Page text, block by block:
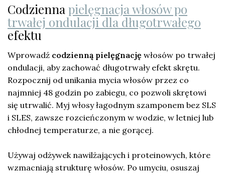
Codziennapielęgnacja włosów po
trwałej ondulacji dla długotrwałego
efektu
Wprowadź codzienną pielęgnację włosów po trwałej
ondulacji, aby zachować długotrwały efekt skrętu.
Rozpocznij od unikania mycia włosów przez co
najmniej 48 godzin po zabiegu, co pozwoli skrętowi
się utrwalić. Myj włosy łagodnym szamponem bez SLS
i SLES, zawsze rozcieńczonym w wodzie, w letniej lub
chłodnej temperaturze, a nie gorącej.
Używaj odżywek nawilżających i proteinowych, które
wzmacniają strukturę włosów. Po umyciu, osuszaj